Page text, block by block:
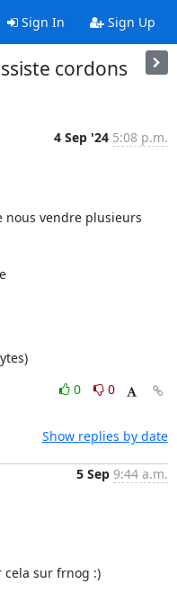
Sign In Sign Up
cordons
4 Sep '24 5:08 p.m.
nous vendre plusieurs
0
0
Show replies by date
5 Sep 9:44 a.m.
cela sur frnog :)